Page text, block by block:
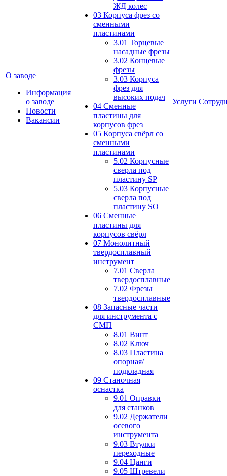
О заводе
Информация
о заводе
Новости
Вакансии
ЖД колес
03 Корпуса фрез со
сменными
пластинами
3.01 Торцевые
насадные фрезы
3.02 Концевые
фрезы
3.03 Корпуса
фрез для
высоких подач
04 Сменные
пластины для
корпусов фрез
05 Корпуса свёрл со
сменными
пластинами
5.02 Корпусные
сверла под
пластину SP
5.03 Корпусные
сверла под
пластину SO
06 Сменные
пластины для
корпусов свёрл
07 Монолитный
твердосплавный
инструмент
7.01 Сверла
твердосплавные
7.02 Фрезы
твердосплавные
08 Запасные части
для инструмента с
СМП
8.01 Винт
8.02 Ключ
8.03 Пластина
опорная/
подкладная
09 Станочная
оснастка
9.01 Оправки
для станков
9.02 Держатели
осевого
инструмента
9.03 Втулки
переходные
9.04 Цанги
9.05 Штревели
Услуги